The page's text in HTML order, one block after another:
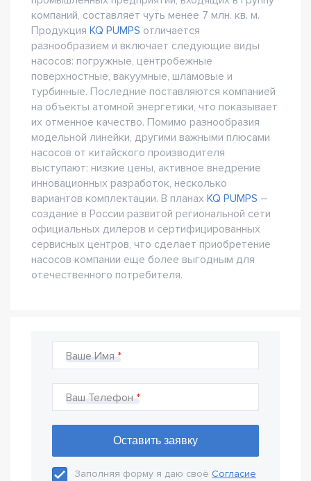
компаний, составляет чуть менее 7 млн. кв. м.
Продукция KQ PUMPS отличается
разнообразием и включает следующие виды
насосов: погружные, центробежные
поверхностные, вакуумные, шламовые и
турбинные. Последние поставляются компанией
на объекты атомной энергетики, что показывает
их отменное качество. Помимо разнообразия
модельной линейки, другими важными плюсами
насосов от китайского производителя
выступают: низкие цены, активное внедрение
инновационных разработок, несколько
вариантов комплектации. В планах KQ PUMPS –
создание в России развитой региональной сети
официальных дилеров и сертифицированных
сервисных центров, что сделает приобретение
насосов компании еще более выгодным для
отечественного потребителя.
Ваше Имя
Ваш Телефон
Заполняя форму я даю своё Согласие